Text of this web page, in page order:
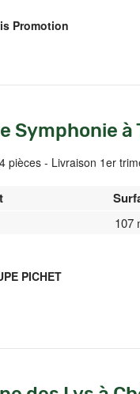
Promotion
Symphonie
pièces - Livraison 1er
107
PICHET